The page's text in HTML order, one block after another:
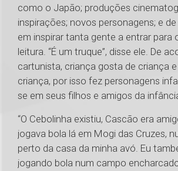
como o Japão; produções
inspirações; novos personagens; e
em inspirar tanta gente a entrar para
leitura. “É um truque”, disse ele. De
cartunista, criança gosta de criança
criança, por isso fez personagens
se em seus filhos e amigos da
“O Cebolinha existiu, Cascão era
jogava bola lá em Mogi das Cruzes,
perto da casa da minha avó. Eu
jogando bola num campo